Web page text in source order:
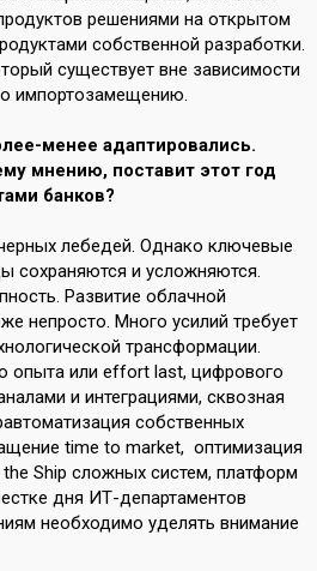
решениями на открытом
собственной разработки.
существует вне зависимости
импортозамещению.
менее адаптировались.
мнению, поставит этот год
банков?
лебедей. Однако ключевые
сохраняются и усложняются.
Развитие облачной
непросто. Много усилий требует
трансформации.
опыта или effort last, цифрового
и интеграциями, сквозная
собственных
time to market, оптимизация
Ship сложных систем, платформ
дня ИТ-департаментов
необходимо уделять внимание